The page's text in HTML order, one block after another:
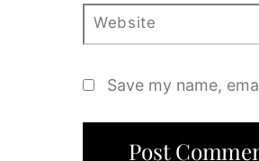
Website
Save my name,